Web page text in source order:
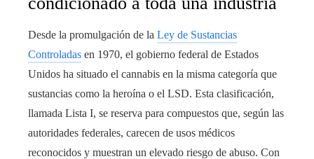
Desde la promulgación de la Ley de Sustancias
Controladas en 1970, el gobierno federal de Estados
Unidos ha situado el cannabis en la misma categoría que
sustancias como la heroína o el LSD. Esta clasificación,
llamada Lista I, se reserva para compuestos que, según las
autoridades federales, carecen de usos médicos
reconocidos y muestran un elevado riesgo de abuso. Con